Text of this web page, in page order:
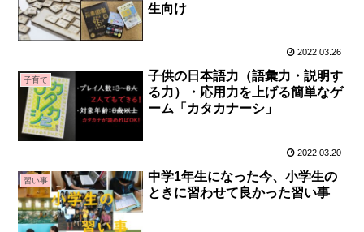
生向け
2022.03.26
子育て
子供の日本語力（語彙力・説明す
る力）・応用力を上げる簡単なゲ
ーム「カタカナーシ」
2022.03.20
習い事
中学1年生になった今、小学生の
ときに習わせて良かった習い事